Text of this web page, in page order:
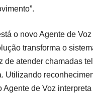
o novo Agente de
transforma o
atender chamadas
Utilizando
de Voz